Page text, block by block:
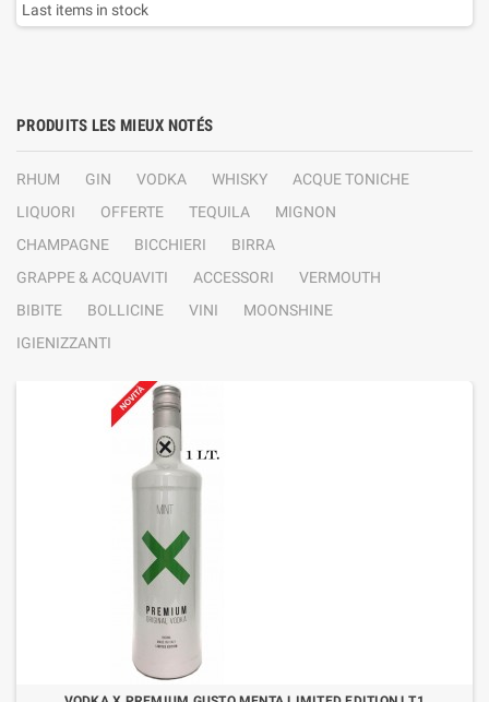
Last items in stock
PRODUITS LES MIEUX NOTÉS
RHUM GIN VODKA WHISKY
ACQUE TONICHE
LIQUORI
OFFERTE TEQUILA
MIGNON
CHAMPAGNE
BICCHIERI
BIRRA
GRAPPE & ACQUAVITI
ACCESSORI
VERMOUTH
BIBITE
BOLLICINE VINI
MOONSHINE
IGIENIZZANTI